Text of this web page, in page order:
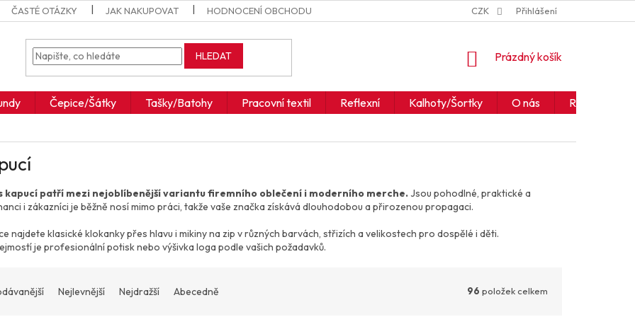
ČASTÉ OTÁZKY JAK NAKUPOVAT HODNOCENÍ OBCHODU JAK ČÍST IKONY A SYMBOLY OBCHODNÍ
CZK Přihlášení
HLEDAT
NÁKUPNÍ
Prázdný košík
Čepice/Šátky Tašky/Batohy Pracovní textil Reflexní Kalhoty/Šortky O nás Realizace
kapucí patří mezi nejoblíbenější variantu firemního oblečení i moderního merche. Jsou pohodlné, praktické a
i zákazníci je běžně nosí mimo práci, takže vaše značka získává dlouhodobou a přirozenou propagaci.
najdete klasické klokanky přes hlavu i mikiny na zip v různých barvách, střizích a velikostech pro dospělé i děti.
je profesionální potisk nebo výšivka loga podle vašich požadavků.
Nejlevnější Nejdražší Abecedně 96 položek celkem